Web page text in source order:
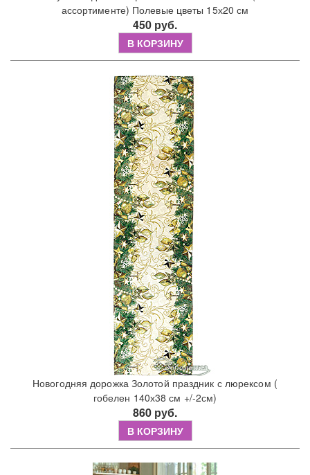
ассортименте) Полевые цветы 15х20 см
450 руб.
В КОРЗИНУ
Новогодняя дорожка Золотой праздник с люрексом (
гобелен 140х38 см +/-2см)
860 руб.
В КОРЗИНУ